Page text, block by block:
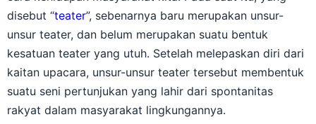
disebut “ teater ”, sebenarnya baru merupakan unsur-
unsur teater, dan belum merupakan suatu bentuk
kesatuan teater yang utuh. Setelah melepaskan diri dari
kaitan upacara, unsur-unsur teater tersebut membentuk
suatu seni pertunjukan yang lahir dari spontanitas
rakyat dalam masyarakat lingkungannya.